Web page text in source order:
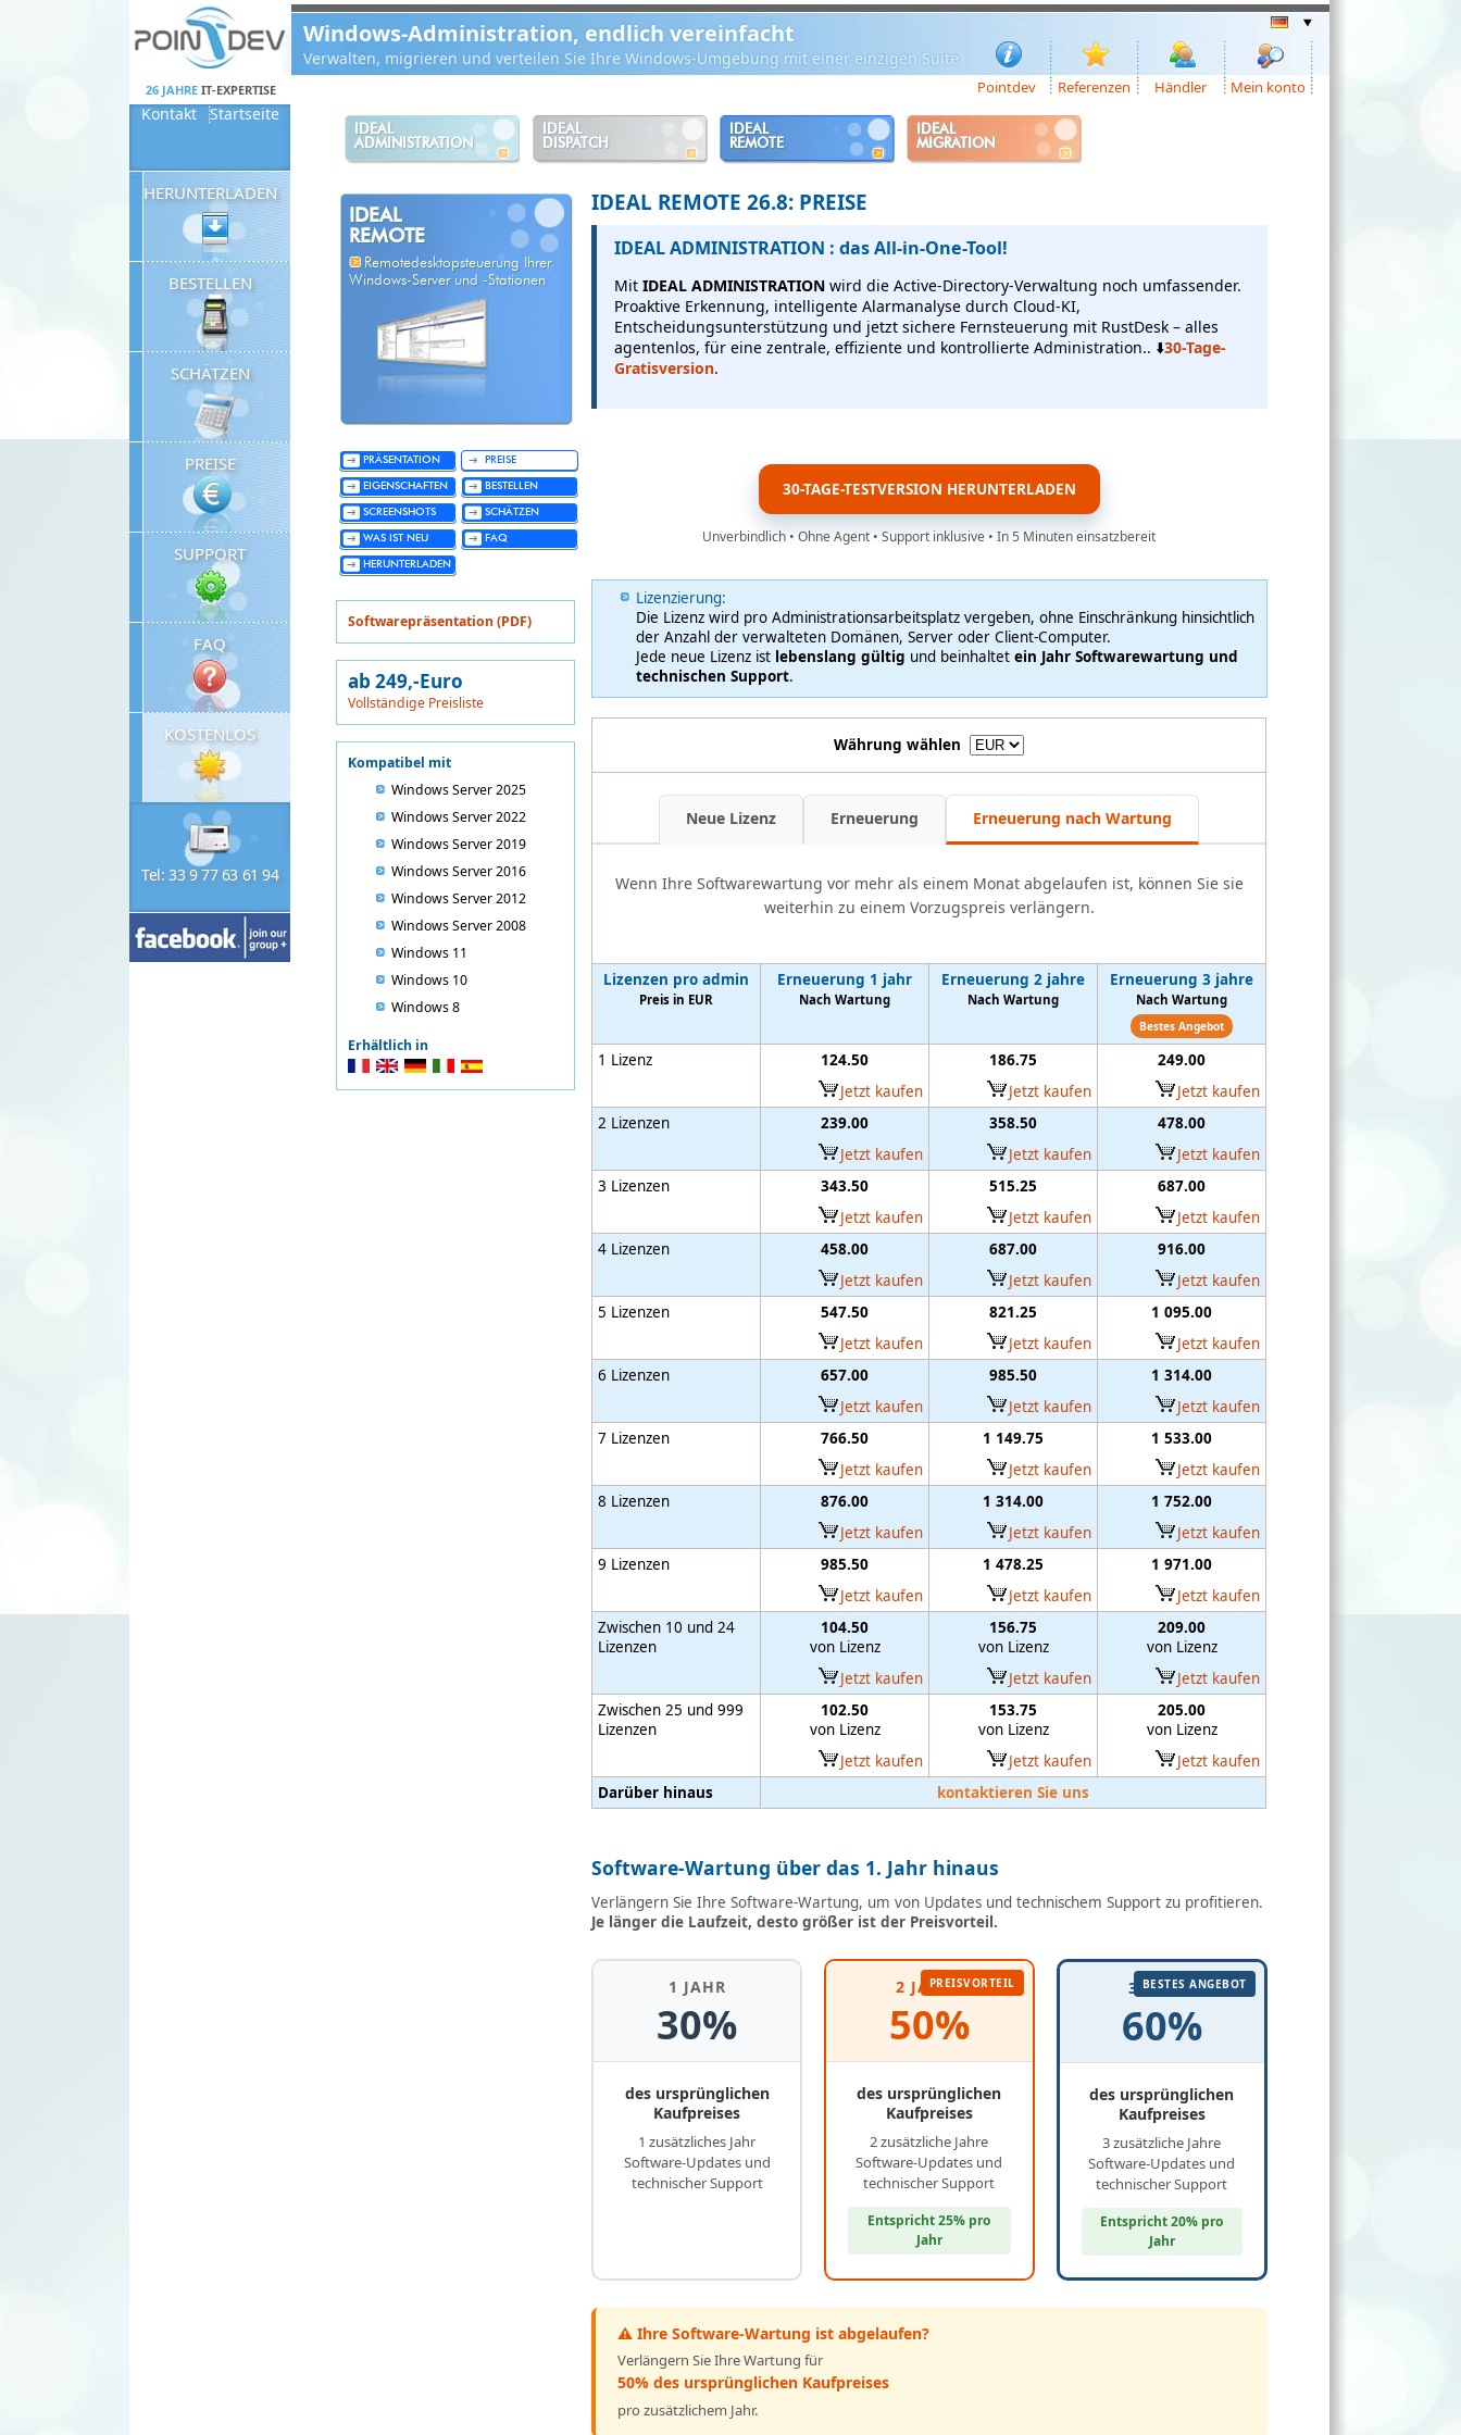
Windows-Administration, endlich vereinfacht
Verwalten, migrieren und verteilen Sie Ihre Windows-Umgebung mit einer einzigen Suite
26 JAHRE IT-EXPERTISE Pointdev Referenzen Händler Mein konto
Kontakt Startseite
IDEAL
ADMINISTRATION
IDEAL
DISPATCH
IDEAL
REMOTE
IDEAL
MIGRATION
HERUNTERLADEN
BESTELLEN
SCHÄTZEN
PREISE
SUPPORT
FAQ
KOSTENLOS
Tel: 33 9 77 63 61 94
IDEAL
REMOTE
Remotedesktopsteuerung Ihrer
Windows-Server und -Stationen
PRÄSENTATION
EIGENSCHAFTEN
SCREENSHOTS
WAS IST NEU
HERUNTERLADEN
PREISE
BESTELLEN
SCHÄTZEN
FAQ
Softwarepräsentation (PDF)
ab 249,-Euro
Vollständige Preisliste
Kompatibel mit
Windows Server 2025
Windows Server 2022
Windows Server 2019
Windows Server 2016
Windows Server 2012
Windows Server 2008
Windows 11
Windows 10
Windows 8
Erhältlich in
IDEAL REMOTE 26.8: PREISE
IDEAL ADMINISTRATION : das All-in-One-Tool!
MitIDEAL ADMINISTRATIONwird die Active-Directory-Verwaltung noch umfassender.
Proaktive Erkennung, intelligente Alarmanalyse durch Cloud-KI,
Entscheidungsunterstützung und jetzt sichere Fernsteuerung mit RustDesk – alles
agentenlos, für eine zentrale, effiziente und kontrollierte Administration.. ⬇️30-Tage-
Gratisversion.
30-TAGE-TESTVERSION HERUNTERLADEN
Unverbindlich • Ohne Agent • Support inklusive • In 5 Minuten einsatzbereit
Lizenzierung:
Die Lizenz wird pro Administrationsarbeitsplatz vergeben, ohne Einschränkung hinsichtlich
der Anzahl der verwalteten Domänen, Server oder Client-Computer.
Jede neue Lizenz ist lebenslang gültig und beinhaltetein Jahr Softwarewartung und
technischen Support.
Währung wählen
Neue Lizenz Erneuerung Erneuerung nach Wartung
Wenn Ihre Softwarewartung vor mehr als einem Monat abgelaufen ist, können Sie sie
weiterhin zu einem Vorzugspreis verlängern.
Lizenzen pro admin
Preis in EUR
Erneuerung 1 jahr
Nach Wartung
Erneuerung 2 jahre
Nach Wartung
Erneuerung 3 jahre
Nach Wartung
Bestes Angebot
1 Lizenz
124.50
Jetzt kaufen
186.75
Jetzt kaufen
249.00
Jetzt kaufen
2 Lizenzen
239.00
Jetzt kaufen
358.50
Jetzt kaufen
478.00
Jetzt kaufen
3 Lizenzen
343.50
Jetzt kaufen
515.25
Jetzt kaufen
687.00
Jetzt kaufen
4 Lizenzen
458.00
Jetzt kaufen
687.00
Jetzt kaufen
916.00
Jetzt kaufen
5 Lizenzen
547.50
Jetzt kaufen
821.25
Jetzt kaufen
1 095.00
Jetzt kaufen
6 Lizenzen
657.00
Jetzt kaufen
985.50
Jetzt kaufen
1 314.00
Jetzt kaufen
7 Lizenzen
766.50
Jetzt kaufen
1 149.75
Jetzt kaufen
1 533.00
Jetzt kaufen
8 Lizenzen
876.00
Jetzt kaufen
1 314.00
Jetzt kaufen
1 752.00
Jetzt kaufen
9 Lizenzen
985.50
Jetzt kaufen
1 478.25
Jetzt kaufen
1 971.00
Jetzt kaufen
Zwischen 10 und 24
Lizenzen
104.50
von Lizenz
Jetzt kaufen
156.75
von Lizenz
Jetzt kaufen
209.00
von Lizenz
Jetzt kaufen
Zwischen 25 und 999
Lizenzen
102.50
von Lizenz
Jetzt kaufen
153.75
von Lizenz
Jetzt kaufen
205.00
von Lizenz
Jetzt kaufen
Darüber hinaus
kontaktieren Sie uns
Software-Wartung über das 1. Jahr hinaus
Verlängern Sie Ihre Software-Wartung, um von Updates und technischem Support zu profitieren.
Je länger die Laufzeit, desto größer ist der Preisvorteil.
1 JAHR
30%
des ursprünglichen
Kaufpreises
1 zusätzliches Jahr
Software-Updates und
technischer Support
2 JAHRE
50%
PREISVORTEIL
des ursprünglichen
Kaufpreises
2 zusätzliche Jahre
Software-Updates und
technischer Support
Entspricht 25% pro
Jahr
3 JAHRE
60%
BESTES ANGEBOT
des ursprünglichen
Kaufpreises
3 zusätzliche Jahre
Software-Updates und
technischer Support
Entspricht 20% pro
Jahr
⚠️ Ihre Software-Wartung ist abgelaufen?
Verlängern Sie Ihre Wartung für
50% des ursprünglichen Kaufpreises
pro zusätzlichem Jahr.
Panneau de gestion des cookies